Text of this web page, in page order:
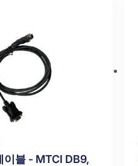
이블 - MTCI DB9,